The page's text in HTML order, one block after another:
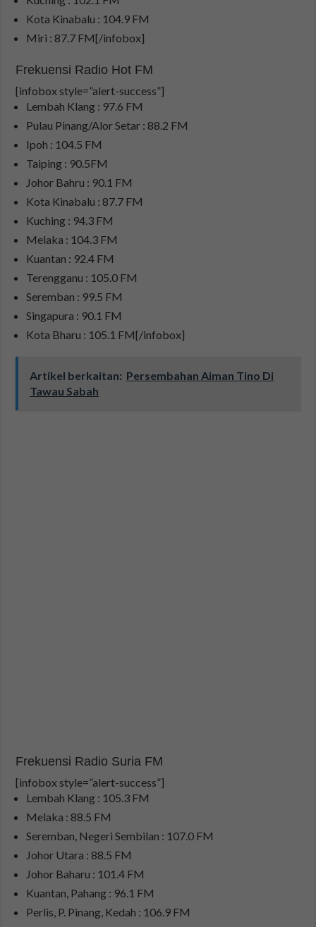
Kota Kinabalu : 104.9 FM
Miri : 87.7 FM[/infobox]
Frekuensi Radio Hot FM
[infobox style=”alert-success”]
Lembah Klang : 97.6 FM
Pulau Pinang/Alor Setar : 88.2 FM
Ipoh : 104.5 FM
Taiping : 90.5FM
Johor Bahru : 90.1 FM
Kota Kinabalu : 87.7 FM
Kuching : 94.3 FM
Melaka : 104.3 FM
Kuantan : 92.4 FM
Terengganu : 105.0 FM
Seremban : 99.5 FM
Singapura : 90.1 FM
Kota Bharu : 105.1 FM[/infobox]
Artikel berkaitan: Persembahan Aiman Tino Di
Tawau Sabah
Frekuensi Radio Suria FM
[infobox style=”alert-success”]
Lembah Klang : 105.3 FM
Melaka : 88.5 FM
Seremban, Negeri Sembilan : 107.0 FM
Johor Utara : 88.5 FM
Johor Baharu : 101.4 FM
Kuantan, Pahang : 96.1 FM
Perlis, P. Pinang, Kedah : 106.9 FM